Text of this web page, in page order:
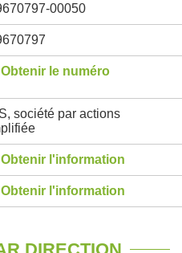
00050
Obtenir le numéro
société par actions
Obtenir l'information
Obtenir l'information